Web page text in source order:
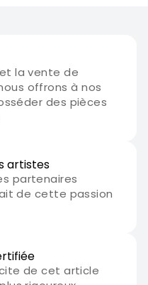
la vente de
offrons à nos
des pièces
artistes
partenaires
de cette passion
de cet article